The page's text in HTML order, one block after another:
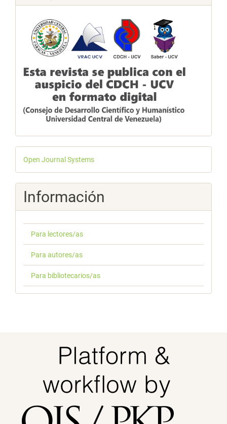
Desarrollado
por
Open Journal Systems
Información
Para lectores/as
Para autores/as
Para bibliotecarios/as